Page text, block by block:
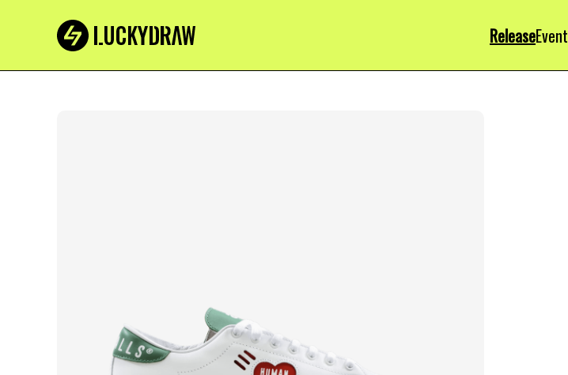
ReleaseEvent